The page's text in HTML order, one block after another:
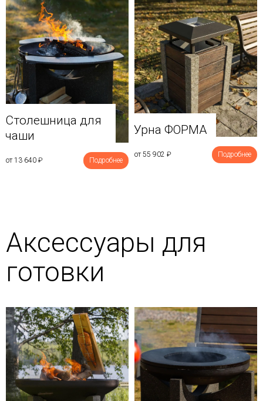
Столешница для
чаши
от 13 640 ₽ Подробнее
Урна ФОРМА
от 55 902 ₽ Подробнее
Аксессуары для
готовки